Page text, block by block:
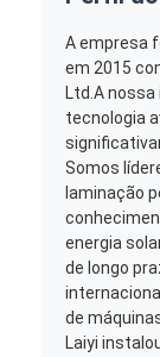
A empresa
em 2015
Ltd.A
tecnologia
Somos
laminação
energia
de longo
de
Laiyi